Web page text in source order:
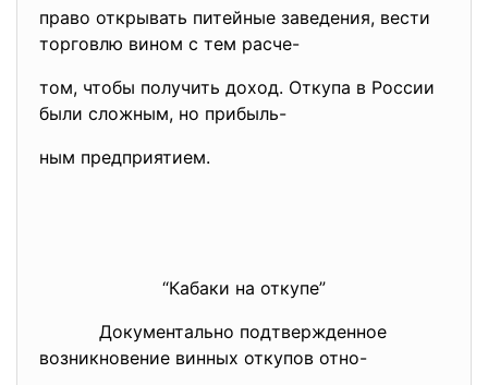
право открывать питейные заведения, вести
торговлю вином с тем расче-
том, чтобы получить доход. Откупа в России
были сложным, но прибыль-
ным предприятием.
“Кабаки на откупе”
Документально подтвержденное
возникновение винных откупов отно-